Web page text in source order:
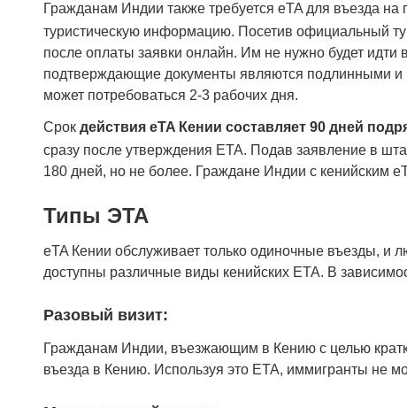
Гражданам Индии также требуется eTA для въезда на
туристическую информацию. Посетив официальный
после оплаты заявки онлайн. Им не нужно будет
подтверждающие документы являются подлинными и
может потребоваться 2-3 рабочих дня.
Срок действия eTA Кении составляет 90 дней
сразу после утверждения ETA. Подав заявление в
180 дней, но не более. Граждане Индии с кенийским
Типы ЭТА
eTA Кении обслуживает только одиночные въезды, и
доступны различные виды кенийских ETA. В
Разовый визит:
Гражданам Индии, въезжающим в Кению с целью
въезда в Кению. Используя это ETA, иммигранты не